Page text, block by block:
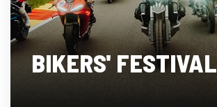
BIKERS' FESTIVAL